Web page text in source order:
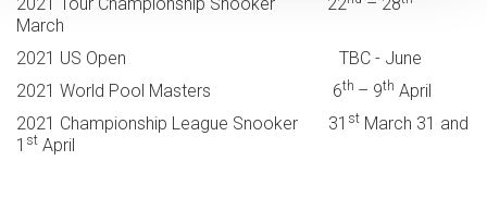
March
2021 US Open TBC - June
2021 World Pool Masters 6th – 9th April
2021 Championship League Snooker 31 st March 31 and
1 st April